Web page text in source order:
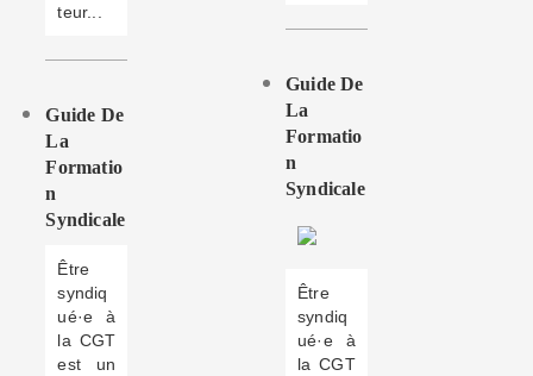
teur...
Guide De
La
Formatio
N
Syndicale
Être
syndiq
ué·e à
la CGT
est un
Guide De
La
Formatio
N
Syndicale
Être
syndiq
ué·e à
la CGT